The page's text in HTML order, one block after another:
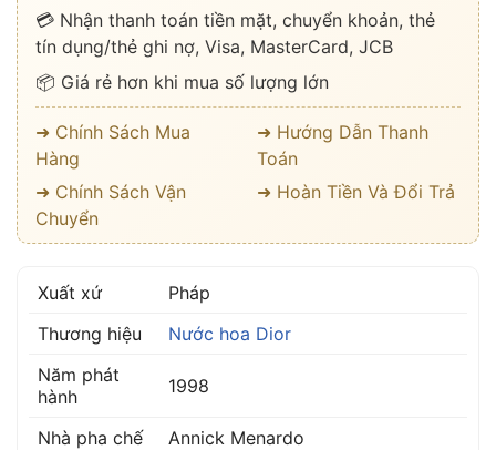
💳 Nhận thanh toán tiền mặt, chuyển khoản, thẻ
tín dụng/thẻ ghi nợ, Visa, MasterCard, JCB
📦 Giá rẻ hơn khi mua số lượng lớn
➜ Chính Sách Mua
Hàng
➜ Hướng Dẫn Thanh
Toán
➜ Chính Sách Vận
Chuyển
➜ Hoàn Tiền Và Đổi Trả
Xuất xứ
Pháp
Thương hiệu
Nước hoa Dior
Năm phát
hành
1998
Nhà pha chế
Annick Menardo